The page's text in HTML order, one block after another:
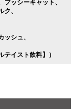
プッシーキャット
ク
ッシュ
イスト飲料】）